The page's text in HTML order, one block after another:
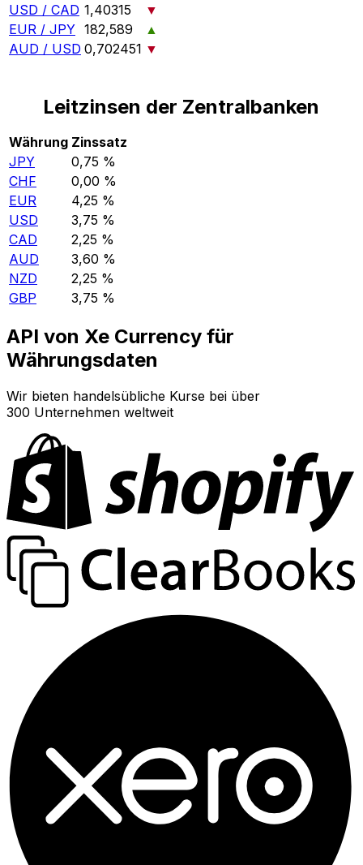
USD / CAD 1,40315
▼
EUR / JPY 182,589
▲
AUD / USD 0,702451 ▼
Leitzinsen der Zentralbanken
Währung Zinssatz
JPY
0,75 %
CHF
0,00 %
EUR
4,25 %
USD
3,75 %
CAD
2,25 %
AUD
3,60 %
NZD
2,25 %
GBP
3,75 %
API von Xe Currency für
Währungsdaten
Wir bieten handelsübliche Kurse bei über
300 Unternehmen weltweit